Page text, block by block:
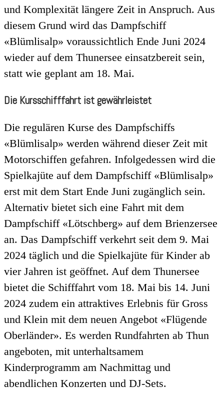
und Komplexität längere Zeit in Anspruch. Aus
diesem Grund wird das Dampfschiff
«Blümlisalp» voraussichtlich Ende Juni 2024
wieder auf dem Thunersee einsatzbereit sein,
statt wie geplant am 18. Mai.
Die Kursschifffahrt ist gewährleistet
Die regulären Kurse des Dampfschiffs
«Blümlisalp» werden während dieser Zeit mit
Motorschiffen gefahren. Infolgedessen wird die
Spielkajüte auf dem Dampfschiff «Blümlisalp»
erst mit dem Start Ende Juni zugänglich sein.
Alternativ bietet sich eine Fahrt mit dem
Dampfschiff «Lötschberg» auf dem Brienzersee
an. Das Dampfschiff verkehrt seit dem 9. Mai
2024 täglich und die Spielkajüte für Kinder ab
vier Jahren ist geöffnet. Auf dem Thunersee
bietet die Schifffahrt vom 18. Mai bis 14. Juni
2024 zudem ein attraktives Erlebnis für Gross
und Klein mit dem neuen Angebot «Flügende
Oberländer». Es werden Rundfahrten ab Thun
angeboten, mit unterhaltsamem
Kinderprogramm am Nachmittag und
abendlichen Konzerten und DJ-Sets.